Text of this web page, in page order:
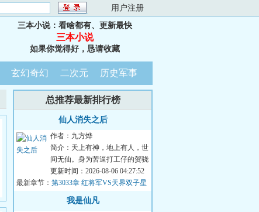
用户注册
三本小说：看啥都有、更新最快
三本小说
如果你觉得好，恳请收藏
玄幻奇幻 二次元 历史军事
总推荐最新排行榜
仙人消失之后
作者：九方烨
简介：天上有神，地上有人，世
间无仙。身为苦逼打工仔的贺骁
穿越为本界的官二代，原以为就
此开启锦衣玉食...
更新时间：2026-08-06 04:27:52
最新章节： 第3033章 红将军VS天界双子星
我是仙凡